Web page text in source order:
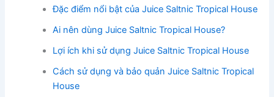
Đặc điểm nổi bật của Juice Saltnic Tropical House
Ai nên dùng Juice Saltnic Tropical House?
Lợi ích khi sử dụng Juice Saltnic Tropical House
Cách sử dụng và bảo quản Juice Saltnic Tropical
House